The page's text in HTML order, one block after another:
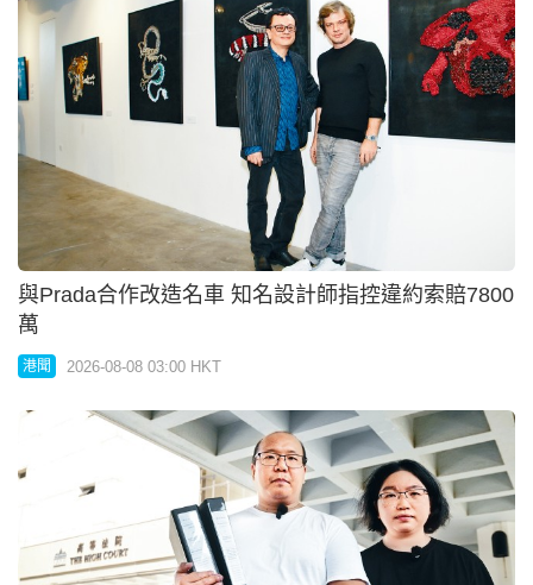
非常父母申保護令曝社署3大指控
港聞 2026-08-08 03:00 HKT
大律師公會原則上支持性罪行法例改革方向
港聞 2026-08-07 19:00 HKT